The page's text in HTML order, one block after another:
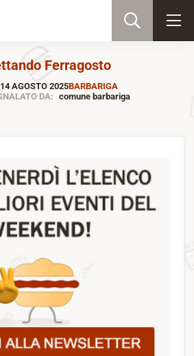
Ferragosto
AGOSTO 2025BARBARIGA
DA: comune barbariga